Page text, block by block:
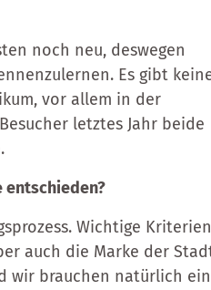
noch neu, deswegen
Es gibt
vor allem in der
letztes Jahr beide
entschieden?
Wichtige Kriterien
auch die Marke der
wir brauchen natürlich ein